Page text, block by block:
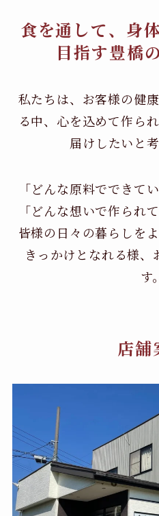
食を通して、身
目指す豊橋
私たちは、お客様の健
る中、 心を込めて作ら
届けしたいと
「どんな原料でできて
「どんな想いで作られ
皆様の日々の暮らしを
きっかけとなれる様、
す。
店舗